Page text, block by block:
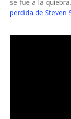
se fue a la
perdida de Steven